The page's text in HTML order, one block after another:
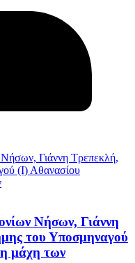
Νήσων, Γιάννη
του Υποσμηναγού
μάχη των